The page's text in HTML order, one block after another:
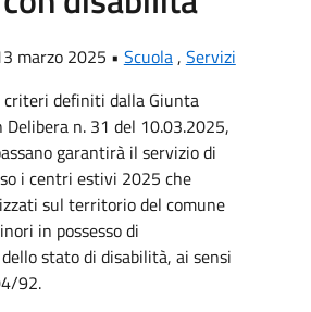
marzo 2025 • Scuola, Servizi
criteri definiti dalla Giunta
Delibera n. 31 del 10.03.2025,
garantirà il servizio di
i centri estivi 2025 che
sul territorio del comune
in possesso di
stato di disabilità, ai sensi
92.